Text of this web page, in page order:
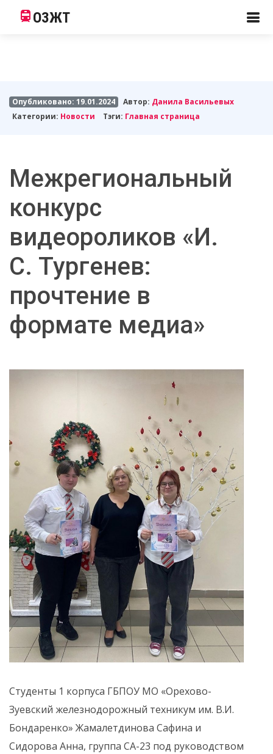
ОЗЖТ
Опубликовано: 19.01.2024 Автор: Данила Васильевых
Категории: Новости Тэги: Главная страница
Межрегиональный
конкурс
видеороликов «И.
С. Тургенев:
прочтение в
формате медиа»
Студенты 1 корпуса ГБПОУ МО «Орехово-
Зуевский железнодорожный техникум им. В.И.
Бондаренко» Жамалетдинова Сафина и
Сидорова Анна, группа СА-23 под руководством